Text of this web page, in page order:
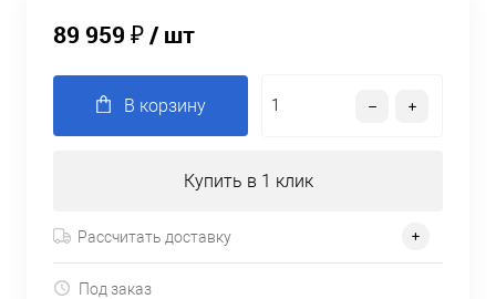
89 959 ₽/ шт
В корзину
Купить в 1 клик
Рассчитать доставку
Под заказ